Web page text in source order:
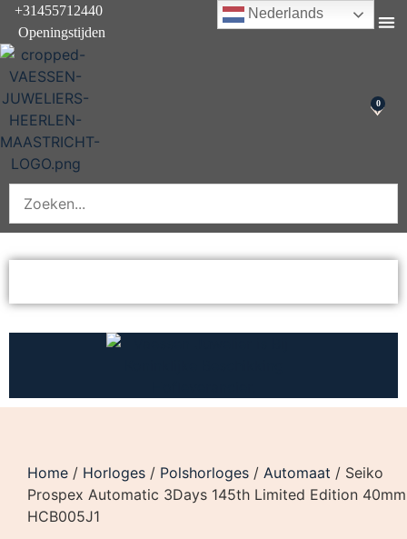
+31455712440
Openingstijden
0
Home / Horloges / Polshorloges / Automaat / Seiko
Prospex Automatic 3Days 145th Limited Edition 40mm
HCB005J1
Nederlands